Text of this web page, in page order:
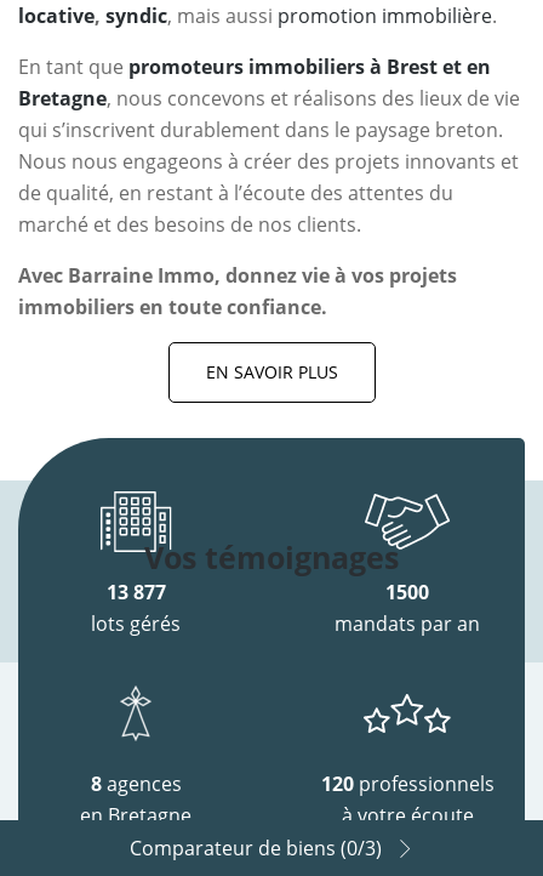
locative, syndic, mais aussi promotion immobilière.
En tant que promoteurs immobiliers à Brest et en
Bretagne, nous concevons et réalisons des lieux de vie
qui s’inscrivent durablement dans le paysage breton.
Nous nous engageons à créer des projets innovants et
de qualité, en restant à l’écoute des attentes du
marché et des besoins de nos clients.
Avec Barraine Immo, donnez vie à vos projets
immobiliers en toute confiance.
EN SAVOIR PLUS
Vos témoignages
13 877
lots gérés
1500
mandats par an
8agences
en Bretagne
120 professionnels
à votre écoute
Comparateur de biens (0/3)